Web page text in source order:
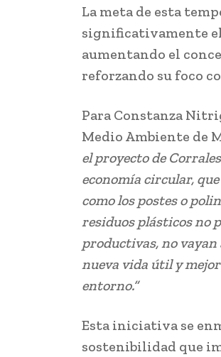
La meta de esta
significativamente
aumentando el
reforzando su foco
Para Constanza
Medio Ambiente de
el proyecto de
economía circular,
como los postes o
residuos plásticos no
productivas, no vayan
nueva vida útil y
entorno.”
Esta iniciativa se
sostenibilidad que